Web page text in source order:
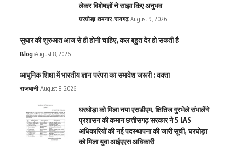
लेकर विशेषज्ञों ने साझा किए अनुभव
घरघोडा़ तमनार रायगढ़ August 9, 2026
सुधार की शुरुआत आज से ही होनी चाहिए, कल बहुत देर हो सकती है
Blog August 8, 2026
आधुनिक शिक्षा में भारतीय ज्ञान परंपरा का समावेश जरूरी : वक्ता
राजधानी August 8, 2026
घरघोड़ा को मिला नया एसडीएम, क्षितिज गुरभेले संभालेंगे
प्रशासन की कमान छत्तीसगढ़ सरकार ने 5 IAS
अधिकारियों की नई पदस्थापना की जारी सूची, घरघोड़ा
को मिला युवा आईएएस अधिकारी